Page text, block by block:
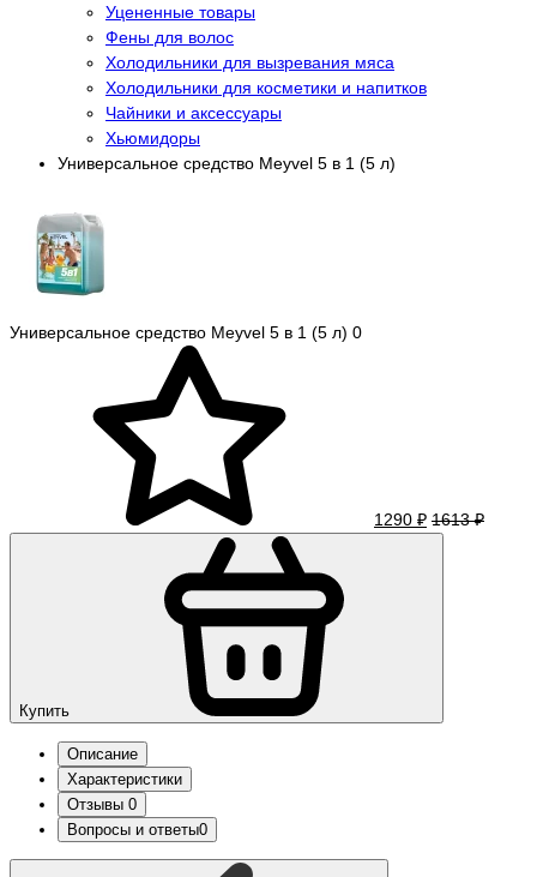
Уцененные товары
Фены для волос
Холодильники для вызревания мяса
Холодильники для косметики и напитков
Чайники и аксессуары
Хьюмидоры
Универсальное средство Meyvel 5 в 1 (5 л)
Универсальное средство Meyvel 5 в 1 (5 л) 0
1290 ₽ 1613 ₽
Купить
Описание
Характеристики
Отзывы 0
Вопросы и ответы0